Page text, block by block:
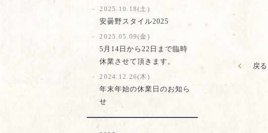
戻る
2025.10.18(土)
安曇野スタイル2025
2025.05.09(金)
5月14日から22日まで臨時
休業させて頂きます。
2024.12.26(木)
年末年始の休業日のお知ら
せ